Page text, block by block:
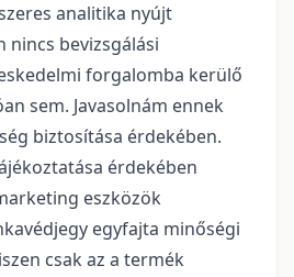
analitika nyújt
nincs bevizsgálási
forgalomba kerülő
sem. Javasolnám ennek
biztosítása érdekében.
érdekében
eszközök
egyfajta minőségi
csak az a termék